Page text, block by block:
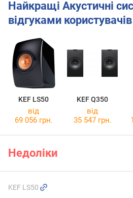
Найкращі Акустичні
відгуками користувачів
KEF LS50 KEF Q350
від
69 056 грн.
від
35 547 грн.
Недоліки
KEF LS50